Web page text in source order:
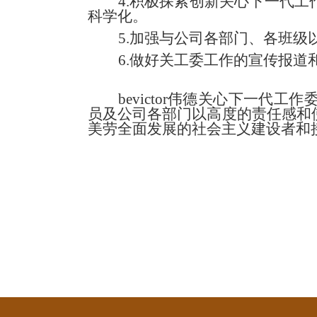
科学化。
5.加强与公司各部门、各班级
6.做好关工委工作的宣传报道
bevictor伟德关心下一代工作
员及公司各部门以高度的责任感
美劳全面发展的社会主义建设者